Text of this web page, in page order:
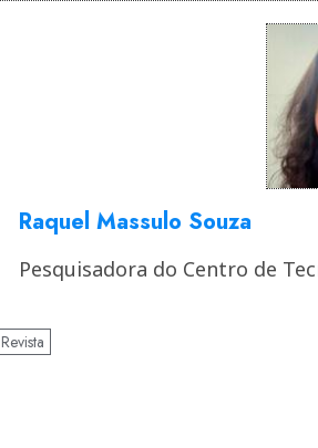
Raquel Massulo Souza
Pesquisadora do Centro de
Revista